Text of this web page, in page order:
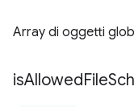
Array di oggetti
isAllowedFile